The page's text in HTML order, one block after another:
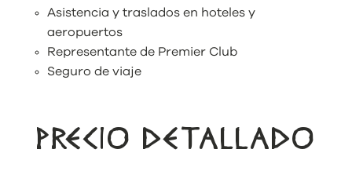
Asistencia y traslados en hoteles y
aeropuertos
Representante de Premier Club
Seguro de viaje
PRECIO DETALLADO